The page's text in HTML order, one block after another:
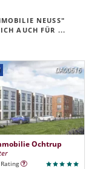
NEUSS"
AUCH FÜR ...
DA00616
Ochtrup
Rating